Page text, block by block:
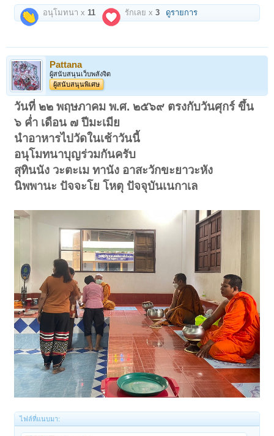
อนุโมทนา x11 รักเลย x3 ดูรายการ
Pattana
ผู้สนับสนุนเว็บพลังจิต
ผู้สนับสนุนพิเศษ
วันที่ ๒๒ พฤษภาคม พ.ศ. ๒๕๖๙ ตรงกับวันศุกร์ ขึ้น
๖ ค่ำ เดือน ๗ ปีมะเมีย
นำอาหารไปวัดในเช้าวันนี้
อนุโมทนาบุญร่วมกันครับ
สุทินนัง วะตะเม ทานัง อาสะวักขะยาวะหัง
นิพพานะ ปัจจะโย โหตุ ปัจจุบันเนกาเล
ไฟล์ที่แนบมา: